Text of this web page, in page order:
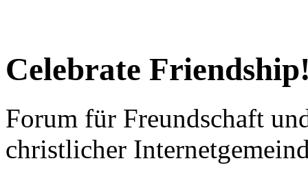
Celebrate
Forum für Freundschaft
christlicher